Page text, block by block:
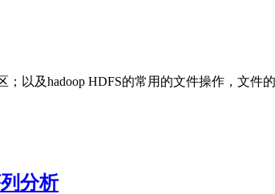
以及hadoop HDFS的常用的文件操作，文件
分析